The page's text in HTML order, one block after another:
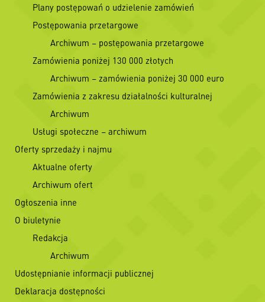
Plany postępowań o udzielenie zamówień
Postępowania przetargowe
Archiwum – postępowania przetargowe
Zamówienia poniżej 130 000 złotych
Archiwum – zamówienia poniżej 30 000 euro
Zamówienia z zakresu działalności kulturalnej
Archiwum
Usługi społeczne – archiwum
Oferty sprzedaży i najmu
Aktualne oferty
Archiwum ofert
Ogłoszenia inne
O biuletynie
Redakcja
Archiwum
Udostępnianie informacji publicznej
Deklaracja dostępności